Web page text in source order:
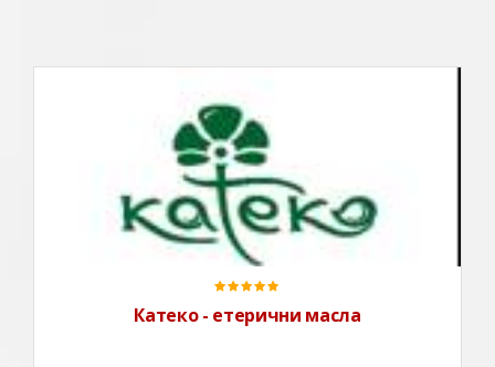
Фирма Катеко е създадена преди 20 години и е
позната с производството на своите натурално
ароматични продукти във втората най-стара
дистилерия в България, работеща от 1955г.
Катеко - етерични масла